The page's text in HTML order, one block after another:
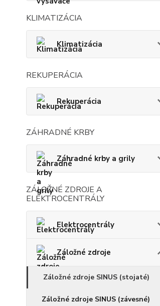
KLIMATIZÁCIA
Klimatizácia
REKUPERÁCIA
Rekuperácia
ZÁHRADNÉ KRBY
Záhradné krby a grily
ZÁLOŽNÉ ZDROJE A
ELEKTROCENTRÁLY
Elektrocentrály
Záložné zdroje
Záložné zdroje SINUS (stojaté)
Záložné zdroje SINUS (závesné)